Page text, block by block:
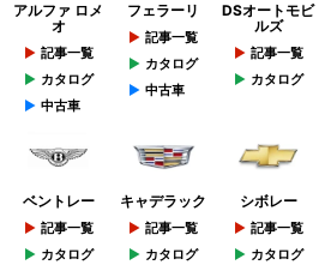
アルファ ロメ
オ
記事一覧
カタログ
中古車
フェラーリ
記事一覧
カタログ
中古車
DSオートモビ
ルズ
記事一覧
カタログ
ベントレー
記事一覧
カタログ
キャデラック
記事一覧
カタログ
シボレー
記事一覧
カタログ